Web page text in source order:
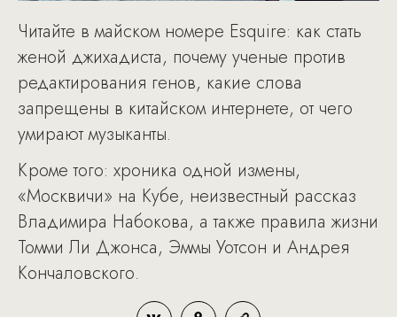
Читайте в майском номере Esquire: как стать
женой джихадиста, почему ученые против
редактирования генов, какие слова
запрещены в китайском интернете, от чего
умирают музыканты.
Кроме того: хроника одной измены,
«Москвичи» на Кубе, неизвестный рассказ
Владимира Набокова, а также правила жизни
Томми Ли Джонса, Эммы Уотсон и Андрея
Кончаловского.